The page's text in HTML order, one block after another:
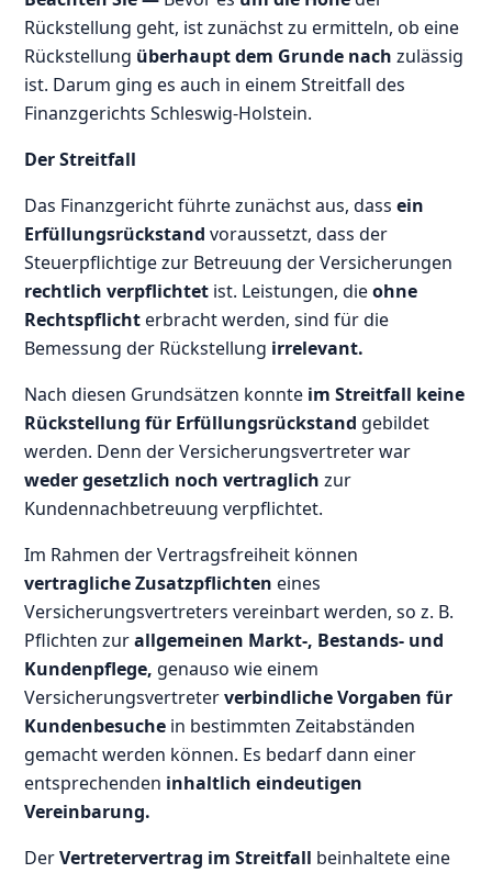
Rückstellung geht, ist zunächst zu ermitteln, ob eine
Rückstellung überhaupt dem Grunde nach zulässig
ist. Darum ging es auch in einem Streitfall des
Finanzgerichts Schleswig-Holstein.
Der Streitfall
Das Finanzgericht führte zunächst aus, dass ein
Erfüllungsrückstand voraussetzt, dass der
Steuerpflichtige zur Betreuung der Versicherungen
rechtlich verpflichtet ist. Leistungen, dieohne
Rechtspflichterbracht werden, sind für die
Bemessung der Rückstellung irrelevant.
Nach diesen Grundsätzen konnte im Streitfall keine
Rückstellung für Erfüllungsrückstand gebildet
werden. Denn der Versicherungsvertreter war
weder gesetzlich noch vertraglich zur
Kundennachbetreuung verpflichtet.
Im Rahmen der Vertragsfreiheit können
vertragliche Zusatzpflichten eines
Versicherungsvertreters vereinbart werden, so z. B.
Pflichten zurallgemeinen Markt-, Bestands- und
Kundenpflege, genauso wie einem
Versicherungsvertreterverbindliche Vorgaben für
Kundenbesuche in bestimmten Zeitabständen
gemacht werden können. Es bedarf dann einer
entsprechenden inhaltlich eindeutigen
Vereinbarung.
DerVertretervertrag im Streitfall beinhaltete eine